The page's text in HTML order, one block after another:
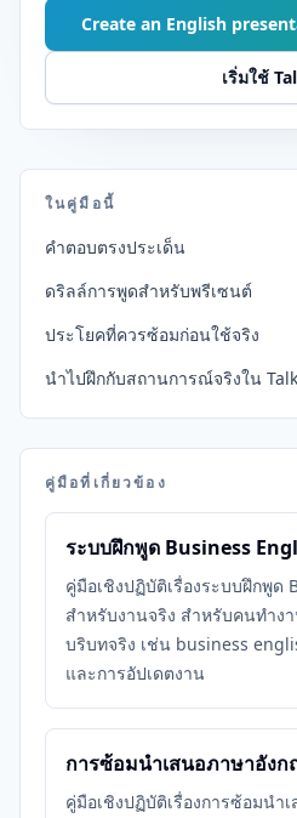
Create an English
เริ่มใช้
ในคู่มือนี้
คำตอบตรงประเด็น
ดริลล์การพูดสำหรับพรีเซนต์
ประโยคที่ควรซ้อมก่อนใช้จริง
นำไปฝึกกับสถานการณ์จริงใน
คู่มือที่เกี่ยวข้อง
ระบบฝึกพูด Business
คู่มือเชิงปฏิบัติเรื่องระบบฝึกพูด
สำหรับงานจริง สำหรับคนทำ
บริบทจริง เช่น business
และการอัปเดตงาน
การซ้อมนำเสนอภาษาอังก
คู่มือเชิงปฏิบัติเรื่องการซ้อมนำ